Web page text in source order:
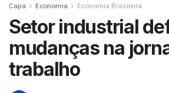
Capa Economia Economia Brasileira
Setor industrial
mudanças na
trabalho